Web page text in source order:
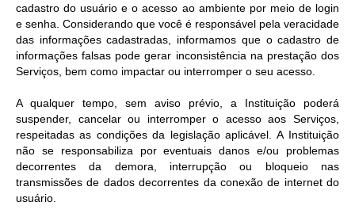
cadastro do usuário e o acesso ao ambiente por meio de login
e senha. Considerando que você é responsável pela veracidade
das informações cadastradas, informamos que o cadastro de
informações falsas pode gerar inconsistência na prestação dos
Serviços, bem como impactar ou interromper o seu acesso.
A qualquer tempo, sem aviso prévio, a Instituição poderá
suspender, cancelar ou interromper o acesso aos Serviços,
respeitadas as condições da legislação aplicável. A Instituição
não se responsabiliza por eventuais danos e/ou problemas
decorrentes da demora, interrupção ou bloqueio nas
transmissões de dados decorrentes da conexão de internet do
usuário.